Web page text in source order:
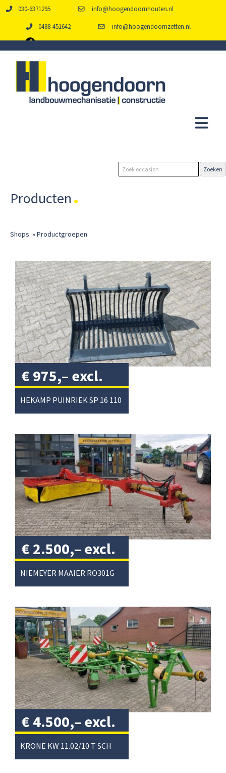
030-6371295 info@hoogendoornhouten.nl
0488-451642 info@hoogendoornzetten.nl
Producten
Shops »Productgroepen
HEKAMP PUINRIEK SP 16 110
€ 975,– excl.
btw/
NIEMEYER MAAIER RO301G
€ 2.500,– excl.
btw/
€ 4.500,– excl.
btw/